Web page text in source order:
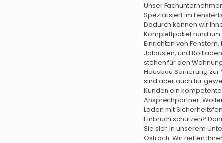
Unser
Spezialisiert im
Dadurch können wir
Komplettpaket rund um
Einrichten von Fenstern,
Jalousien, und
stehen für den
Hausbau Sanierung zur
sind aber auch für
Kunden ein
Ansprechpartner.
Laden mit
Einbruch schützen?
Sie sich in unserem
Ostrach. Wir helfen